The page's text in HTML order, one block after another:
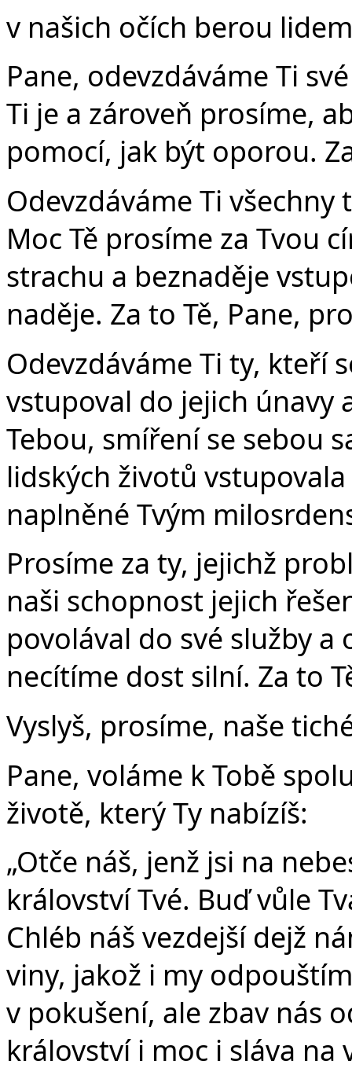
v našich očích berou
Pane, odevzdáváme Ti
Ti je a zároveň prosíme,
pomocí, jak být oporou.
Odevzdáváme Ti
Moc Tě prosíme za Tvou
strachu a beznaděje
naděje. Za to Tě, Pane,
Odevzdáváme Ti ty, kteří
vstupoval do jejich únavy
Tebou, smíření se sebou
lidských životů
naplněné Tvým
Prosíme za ty, jejichž
naši schopnost jejich
povolával do své služby
necítíme dost silní. Za to
Vyslyš, prosíme, naše
Pane, voláme k Tobě
životě, který Ty nabízíš:
„Otče náš, jenž jsi na
království Tvé. Buď vůle
Chléb náš vezdejší dejž
viny, jakož i my
v pokušení, ale zbav nás
království i moc i sláva na